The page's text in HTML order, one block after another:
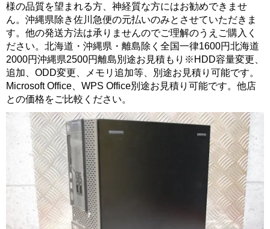
様の品質を望まれる方、神経質な方にはお勧めできませ
ん。沖縄県除き佐川急便の元払いのみとさせていただきま
す。他の発送方法は承りませんのでご理解のうえご購入く
ださい。北海道・沖縄県・離島除く全国一律1600円北海道
2000円沖縄県2500円離島別途お見積もり※HDD容量変更、
追加、ODD変更、メモリ追加等、別途お見積り可能です。
Microsoft Office、WPS Office別途お見積り可能です。他店
との価格をご比較ください。